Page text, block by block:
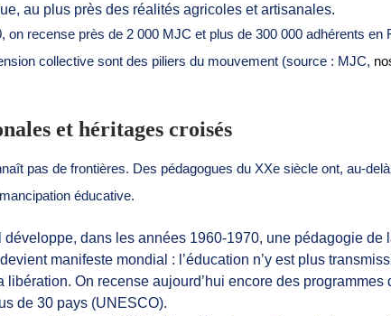
au plus près des réalités agricoles et artisanales.
on recense près de 2 000 MJC et plus de 300 000 adhérents en
collective sont des piliers du mouvement (source : MJC,
et héritages croisés
pas de frontières. Des pédagogues du XXe siècle ont, au-
éducative.
développe, dans les années 1960-1970, une pédagogie de
devient manifeste mondial : l’éducation n’y est plus
libération. On recense aujourd’hui encore des programmes
de 30 pays (UNESCO).